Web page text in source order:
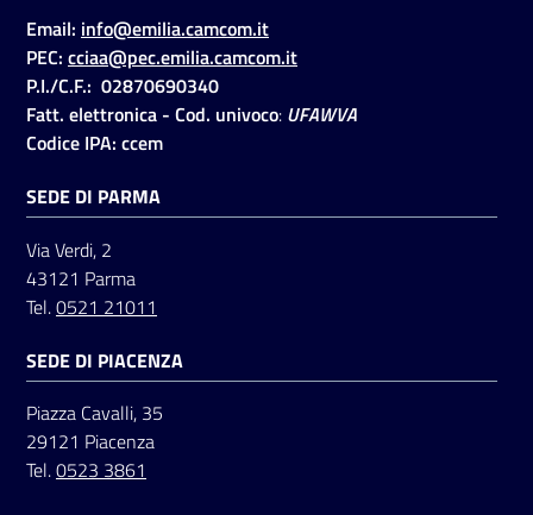
Accedi
su
Email: info@emilia.camcom.it
PEC: cciaa@pec.emilia.camcom.it
P.I./C.F.: 02870690340
Fatt. elettronica - Cod. univoco: UFAWVA
Codice IPA: ccem
SEDE DI PARMA
Via Verdi, 2
43121 Parma
Tel.0521 21011
SEDE DI PIACENZA
Piazza Cavalli, 35
29121 Piacenza
Tel.0523 3861